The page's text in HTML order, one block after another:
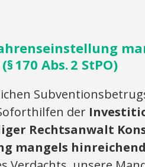
170 Abs. 2 StPO)
der
Rechtsanwalt
mangels